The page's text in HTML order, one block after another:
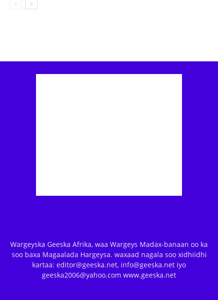
Wargeyska Geeska Afrika, waa Wargeys Madax-banaan oo ka
soo baxa Magaalada Hargeysa. waxaad nagala soo xidhiidhi
kartaa: editor@geeska.net, info@geeska.net iyo
geeska2006@yahoo.com www.geeska.net